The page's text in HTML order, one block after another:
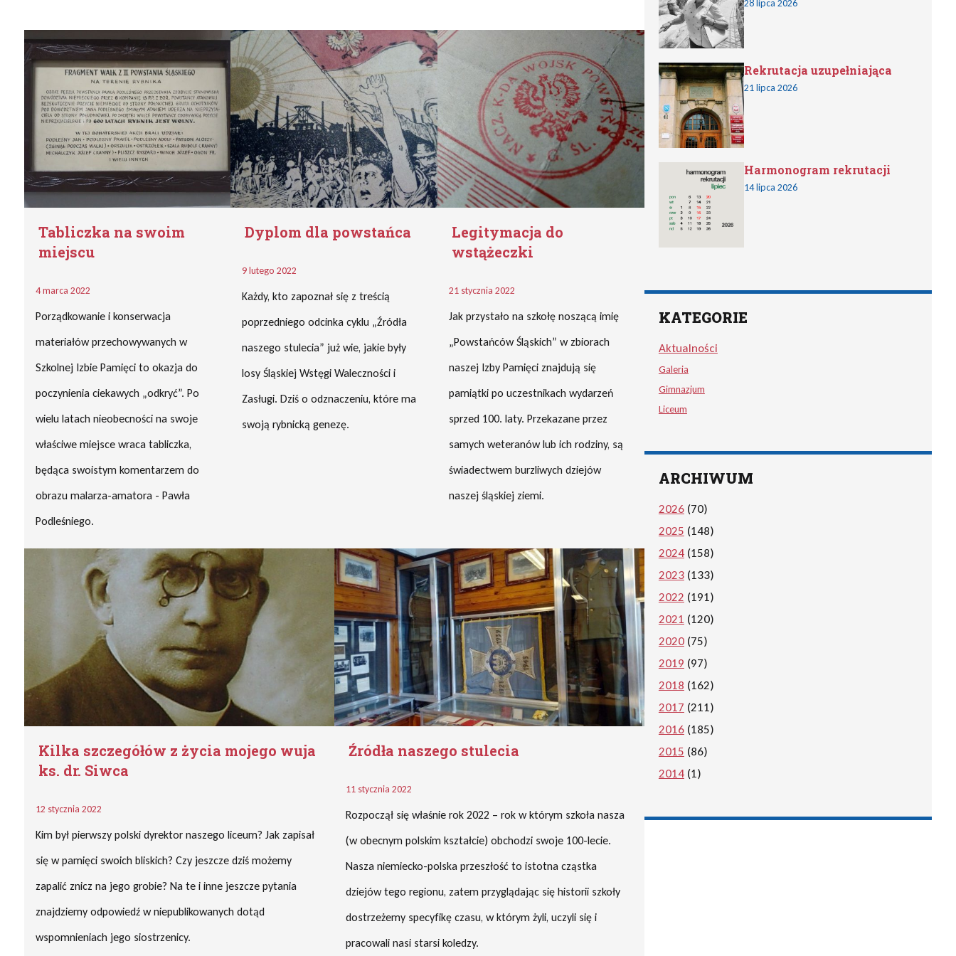
Tabliczka na swoim
miejscu
4 marca 2022
Porządkowanie i konserwacja
materiałów przechowywanych w
Szkolnej Izbie Pamięci to okazja do
poczynienia ciekawych „odkryć”. Po
wielu latach nieobecności na swoje
właściwe miejsce wraca tabliczka,
będąca swoistym komentarzem do
obrazu malarza-amatora - Pawła
Podleśniego.
Dyplom dla powstańca
9 lutego 2022
Każdy, kto zapoznał się z treścią
poprzedniego odcinka cyklu „Źródła
naszego stulecia” już wie, jakie były
losy Śląskiej Wstęgi Waleczności i
Zasługi. Dziś o odznaczeniu, które ma
swoją rybnicką genezę.
Legitymacja do
wstążeczki
21 stycznia 2022
Jak przystało na szkołę noszącą imię
„Powstańców Śląskich” w zbiorach
naszej Izby Pamięci znajdują się
pamiątki po uczestnikach wydarzeń
sprzed 100. laty. Przekazane przez
samych weteranów lub ich rodziny, są
świadectwem burzliwych dziejów
naszej śląskiej ziemi.
Kilka szczegółów z życia mojego wuja
ks. dr. Siwca
12 stycznia 2022
Kim był pierwszy polski dyrektor naszego liceum? Jak zapisał
się w pamięci swoich bliskich? Czy jeszcze dziś możemy
zapalić znicz na jego grobie? Na te i inne jeszcze pytania
znajdziemy odpowiedź w niepublikowanych dotąd
wspomnieniach jego siostrzenicy.
Źródła naszego stulecia
11 stycznia 2022
Rozpoczął się właśnie rok 2022 – rok w którym szkoła nasza
(w obecnym polskim kształcie) obchodzi swoje 100-lecie.
Nasza niemiecko-polska przeszłość to istotna cząstka
dziejów tego regionu, zatem przyglądając się historii szkoły
dostrzeżemy specyfikę czasu, w którym żyli, uczyli się i
pracowali nasi starsi koledzy.
28 lipca 2026
Rekrutacja uzupełniająca
21 lipca 2026
Harmonogram rekrutacji
14 lipca 2026
KATEGORIE
Aktualności
Galeria
Gimnazjum
Liceum
ARCHIWUM
2026(70)
2025 (148)
2024(158)
2023(133)
2022 (191)
2021 (120)
2020(75)
2019 (97)
2018 (162)
2017 (211)
2016(185)
2015 (86)
2014(1)